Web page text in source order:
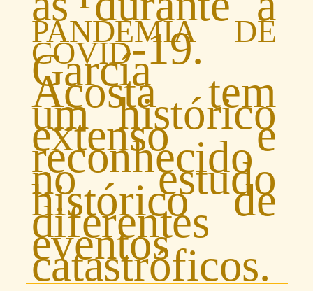
pandemia de
covid-19.
García
Acosta tem
um histórico
extenso e
reconhecido
no estudo
histórico de
diferentes
eventos
catastróficos.